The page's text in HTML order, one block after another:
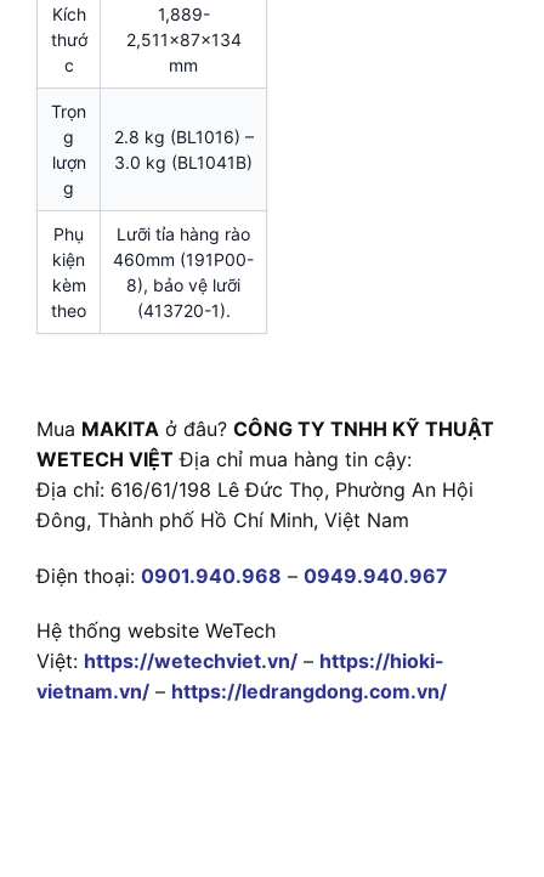
Kích
thướ
c
1,889-
2,511x87x134
mm
Trọn
g
lượn
g
2.8 kg (BL1016) –
3.0 kg (BL1041B)
Phụ
kiện
kèm
theo
Lưỡi tỉa hàng rào
460mm (191P00-
8), bảo vệ lưỡi
(413720-1).
Mua MAKITA ở đâu? CÔNG TY TNHH KỸ THUẬT
WETECH VIỆT Địa chỉ mua hàng tin cậy:
Địa chỉ: 616/61/198 Lê Đức Thọ, Phường An Hội
Đông, Thành phố Hồ Chí Minh, Việt Nam
Điện thoại: 0901.940.968 – 0949.940.967
Hệ thống website WeTech
Việt: https://wetechviet.vn/ – https://hioki-
vietnam.vn/ – https://ledrangdong.com.vn/